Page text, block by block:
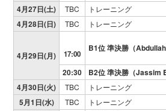
4月27日(土) TBC トレーニング
4月28日(日) TBC トレーニング
4月29日(月) 17:00
B1位 準決勝（
20:30
B2位 準決勝（Jassim
4月30日(火)
TBC トレーニング
5月1日(水) TBC トレーニング